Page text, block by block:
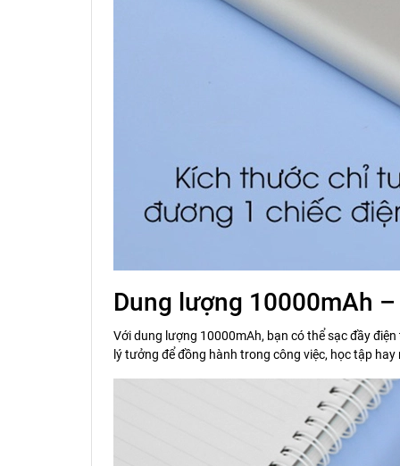
Dung lượng 10000mAh
Với dung lượng 10000mAh, bạn có thể sạc đầy
lý tưởng để đồng hành trong công việc, học tập